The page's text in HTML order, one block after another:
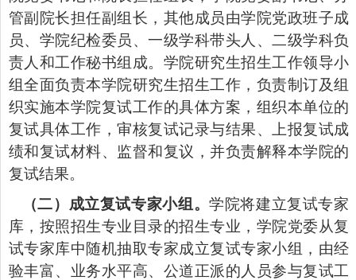
管副院长担任副组长，其他成员由学院党政班子成
员、学院纪检委员、一级学科带头人、二级学科负
责人和工作秘书组成。学院研究生招生工作领导小
组全面负责本学院研究生招生工作，负责制订及组
织实施本学院复试工作的具体方案，组织本单位的
复试具体工作，审核复试记录与结果、上报复试成
绩和复试材料、监督和复议，并负责解释本学院的
复试结果。
（二）成立复试专家小组。学院将建立复试专家
库，按照招生专业目录的招生专业，学院党委从复
试专家库中随机抽取专家成立复试专家小组，由经
验丰富、业务水平高、公道正派的人员参与复试工